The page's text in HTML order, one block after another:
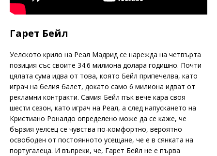
Гарет Бейл
Уелското крило на Реал Мадрид се нарежда на четвърта
позиция със своите 34.6 милиона долара годишно. Почти
цялата сума идва от това, която Бейл припечелва, като
играч на белия балет, докато само 6 милиона идват от
рекламни контракти. Самия Бейл пък вече кара своя
шести сезон, като играч на Реал, а след напускането на
Кристиано Роналдо определено може да се каже, че
бързия уелсец се чувства по-комфортно, вероятно
освободен от постоянното усещане, че е в сянката на
португалеца. И въпреки, че, Гарет Бейл не е първа